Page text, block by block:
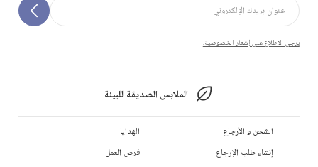
يرجى الاطلاع على إشعار الخصوصية.
الملابس الصديقة للبيئة
الشحن و الأرجاع
إنشاء طلب الإرجاع
الهدايا
فرص العمل